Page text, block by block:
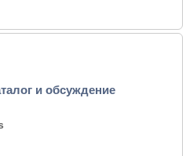
и обсуждение